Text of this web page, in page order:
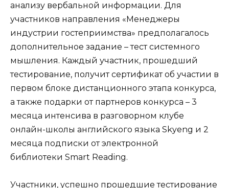
анализу вербальной информации. Для
участников направления «Менеджеры
индустрии гостеприимства» предполагалось
дополнительное задание – тест системного
мышления. Каждый участник, прошедший
тестирование, получит сертификат об участии в
первом блоке дистанционного этапа конкурса,
а также подарки от партнеров конкурса – 3
месяца интенсива в разговорном клубе
онлайн-школы английского языка Skyeng и 2
месяца подписки от электронной
библиотеки Smart Reading.
Участники, успешно прошедшие тестирование